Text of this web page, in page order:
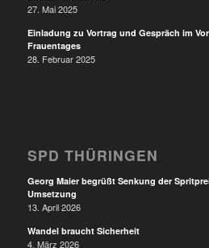
27. Mai 2025
Einladung zu Vortrag und Gespräch im
Frauentages
28. Februar 2025
SPD THÜRINGEN
Georg Maier begrüßt Senkung der
Umsetzung
13. April 2026
Wandel braucht Sicherheit
4. März 2026